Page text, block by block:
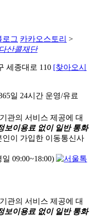
로그 카카오스토리 >
산콜재단
세종대로 110 [찾아오시
일 24시간 운영/유료
관의 서비스 제공에 대
보이용료 없이 일반 통화
이 가입한 이동통신사
09:00~18:00)
관의 서비스 제공에 대
보이용료 없이 일반 통화